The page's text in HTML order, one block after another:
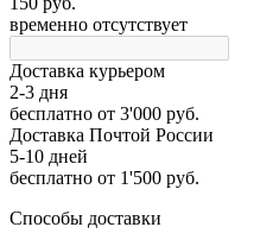
временно отсутствует
Доставка курьером
2-3 дня
бесплатно от 3'000 руб.
Доставка Почтой России
5-10 дней
бесплатно от 1'500 руб.
Способы доставки